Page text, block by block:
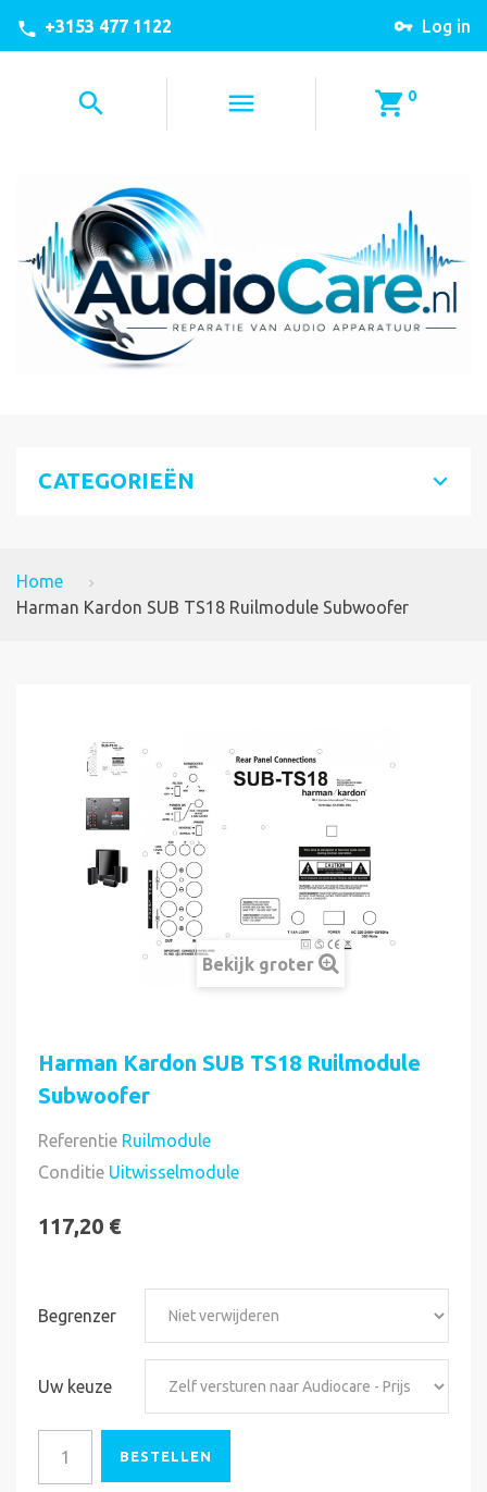
Log in
+3153 477 1122
0
CATEGORIEËN
Home
Harman Kardon SUB TS18 Ruilmodule Subwoofer
Bekijk groter
Harman Kardon SUB TS18 Ruilmodule
Subwoofer
Referentie Ruilmodule
Conditie Uitwisselmodule
117,20 €
Begrenzer
Uw keuze
BESTELLEN